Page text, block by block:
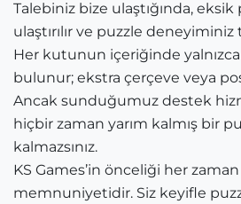
Talebiniz bize ulaştığında, eksik
ulaştırılır ve puzzle deneyiminiz
Her kutunun içeriğinde yalnızca
bulunur; ekstra çerçeve veya
Ancak sunduğumuz destek
hiçbir zaman yarım kalmış bir
kalmazsınız.
KS Games’in önceliği her
memnuniyetidir. Siz keyifle